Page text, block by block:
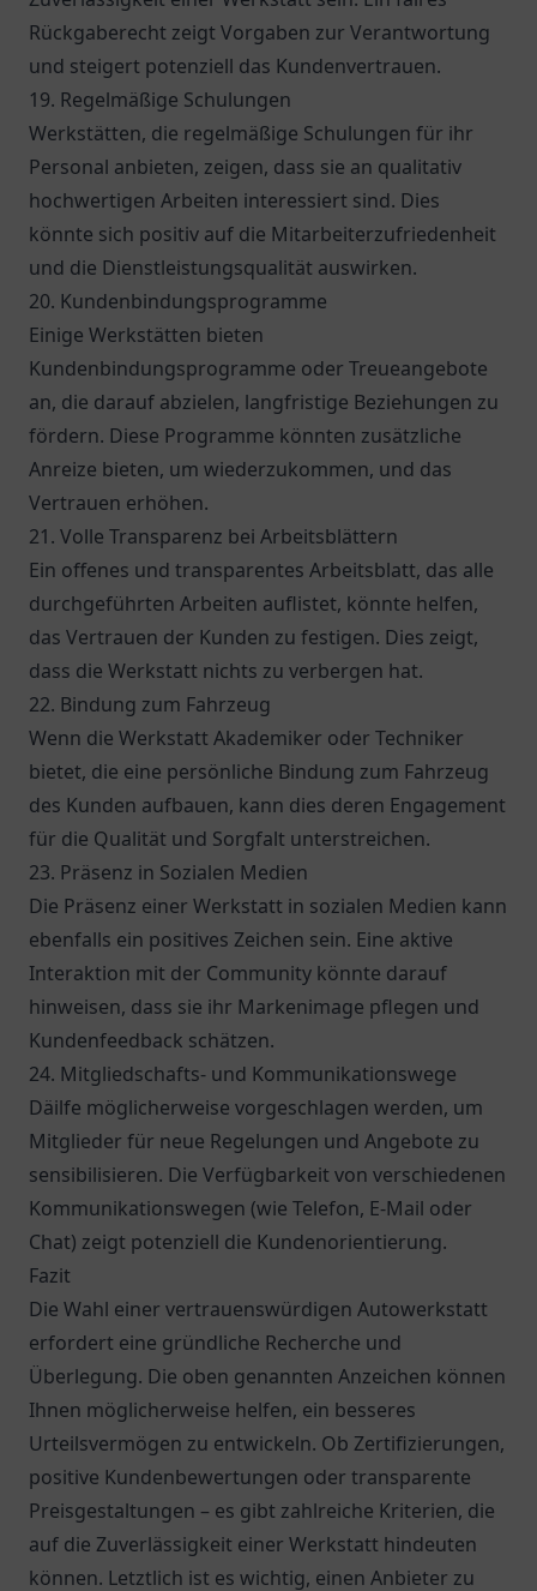
Rückgaberecht zeigt Vorgaben zur Verantwortung
und steigert potenziell das Kundenvertrauen.
19. Regelmäßige Schulungen
Werkstätten, die regelmäßige Schulungen für ihr
Personal anbieten, zeigen, dass sie an qualitativ
hochwertigen Arbeiten interessiert sind. Dies
könnte sich positiv auf die Mitarbeiterzufriedenheit
und die Dienstleistungsqualität auswirken.
20. Kundenbindungsprogramme
Einige Werkstätten bieten
Kundenbindungsprogramme oder Treueangebote
an, die darauf abzielen, langfristige Beziehungen zu
fördern. Diese Programme könnten zusätzliche
Anreize bieten, um wiederzukommen, und das
Vertrauen erhöhen.
21. Volle Transparenz bei Arbeitsblättern
Ein offenes und transparentes Arbeitsblatt, das alle
durchgeführten Arbeiten auflistet, könnte helfen,
das Vertrauen der Kunden zu festigen. Dies zeigt,
dass die Werkstatt nichts zu verbergen hat.
22. Bindung zum Fahrzeug
Wenn die Werkstatt Akademiker oder Techniker
bietet, die eine persönliche Bindung zum Fahrzeug
des Kunden aufbauen, kann dies deren Engagement
für die Qualität und Sorgfalt unterstreichen.
23. Präsenz in Sozialen Medien
Die Präsenz einer Werkstatt in sozialen Medien kann
ebenfalls ein positives Zeichen sein. Eine aktive
Interaktion mit der Community könnte darauf
hinweisen, dass sie ihr Markenimage pflegen und
Kundenfeedback schätzen.
24. Mitgliedschafts- und Kommunikationswege
Däilfe möglicherweise vorgeschlagen werden, um
Mitglieder für neue Regelungen und Angebote zu
sensibilisieren. Die Verfügbarkeit von verschiedenen
Kommunikationswegen (wie Telefon, E-Mail oder
Chat) zeigt potenziell die Kundenorientierung.
Fazit
Die Wahl einer vertrauenswürdigen Autowerkstatt
erfordert eine gründliche Recherche und
Überlegung. Die oben genannten Anzeichen können
Ihnen möglicherweise helfen, ein besseres
Urteilsvermögen zu entwickeln. Ob Zertifizierungen,
positive Kundenbewertungen oder transparente
Preisgestaltungen – es gibt zahlreiche Kriterien, die
auf die Zuverlässigkeit einer Werkstatt hindeuten
können. Letztlich ist es wichtig, einen Anbieter zu